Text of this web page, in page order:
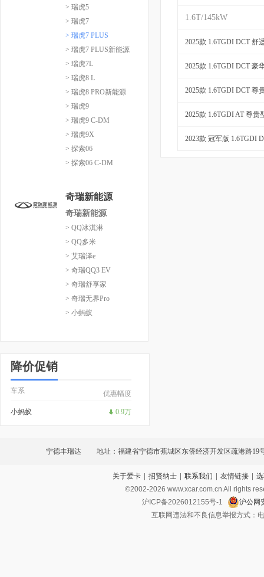
> 瑞虎5
> 瑞虎7
> 瑞虎7 PLUS
> 瑞虎7 PLUS新能源
> 瑞虎7L
> 瑞虎8 L
> 瑞虎8 PRO新能源
> 瑞虎9
> 瑞虎9 C-DM
> 瑞虎9X
> 探索06
> 探索06 C-DM
奇瑞新能源
奇瑞新能源
> QQ冰淇淋
> QQ多米
> 艾瑞泽e
> 奇瑞QQ3 EV
> 奇瑞舒享家
> 奇瑞无界Pro
> 小蚂蚁
降价促销
车系 优惠幅度
小蚂蚁 0.9万
1.6T/145kW
2025款 1.6TGDI DCT 舒
2025款 1.6TGDI DCT 豪
2025款 1.6TGDI DCT 尊
2025款 1.6TGDI AT 尊贵
2023款 冠军版 1.6TGDI
宁德丰瑞达 地址：福建省宁德市蕉城区东侨经济开发区疏港路19
关于爱卡 | 招贤纳士 | 联系我们 | 友情链接 |
©2002-2026 www.xcar.com.cn All rights
沪ICP备2026012155号-1
沪公网
互联网违法和不良信息举报方式：